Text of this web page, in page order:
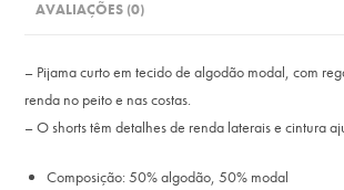
AVALIAÇÕES (0)
– Pijama curto em tecido de algodão modal, com
renda no peito e nas costas.
– O shorts têm detalhes de renda laterais e cintura
Composição: 50% algodão, 50% modal